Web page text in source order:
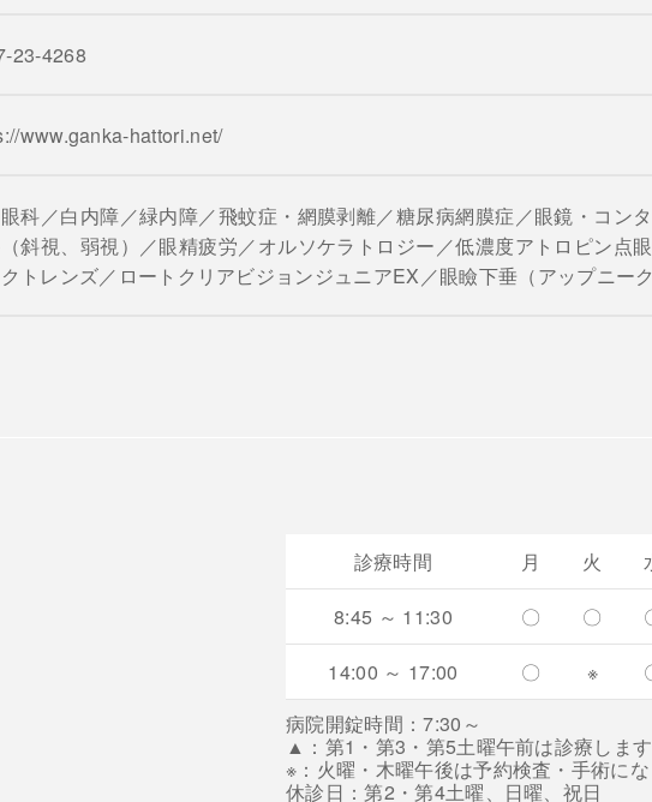
23-4268
www.ganka-hattori.net/
科／白内障／緑内障／飛蚊症・網膜剥離／糖尿病網膜症／眼鏡・コン
斜視、弱視）／眼精疲労／オルソケラトロジー／低濃度アトロピン点
トレンズ／ロートクリアビジョンジュニアEX／眼瞼下垂（アップニーク
診療時間 月 火
8:45 ～ 11:30
〇 〇
14:00 ～ 17:00
〇 ※
病院開錠時間：7:30～
▲：第1・第3・第5土曜午前は診療します
※：火曜・木曜午後は予約検査・手術にな
休診日：第2・第4土曜、日曜、祝日